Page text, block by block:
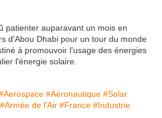
patienter auparavant un mois en
d'Abou Dhabi pour un tour du monde
à promouvoir l'usage des énergies
l'énergie solaire.
#Aéronautique #Solar
#Armée de l'Air #France #Industrie